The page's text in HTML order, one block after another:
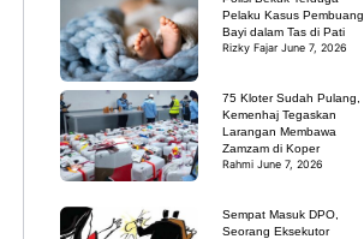
Pelaku Kasus Pembuang
Bayi dalam Tas di Pati
Rizky FajarJune 7, 2026
75 Kloter Sudah Pulang,
Kemenhaj Tegaskan
Larangan Membawa
Zamzam di Koper
Rahmi June 7, 2026
Sempat Masuk DPO,
Seorang Eksekutor